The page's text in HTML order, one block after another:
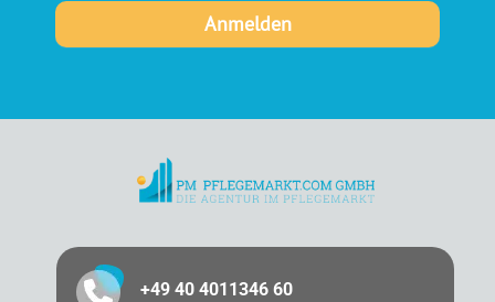
+49 40 4011346 60